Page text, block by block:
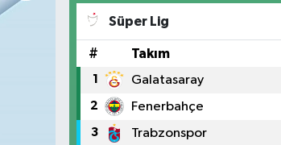
Süper Lig
# Takım
1 Galatasaray
2 Fenerbahçe
3 Trabzonspor